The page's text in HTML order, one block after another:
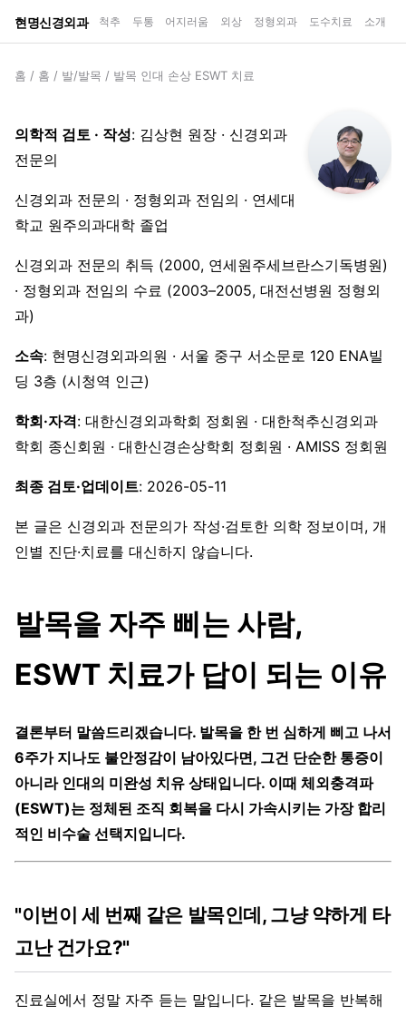
현명신경외과 척추 두통 어지러움 외상 정형외과 도수치료 소개
홈 / 홈 / 발/발목 / 발목 인대 손상 ESWT 치료
의학적 검토 · 작성: 김상현 원장 · 신경외과
전문의
신경외과 전문의 · 정형외과 전임의 · 연세대
학교 원주의과대학 졸업
신경외과 전문의 취득 (2000, 연세원주세브란스기독병원)
· 정형외과 전임의 수료 (2003–2005, 대전선병원 정형외
과)
소속: 현명신경외과의원 · 서울 중구 서소문로 120 ENA빌
딩 3층 (시청역 인근)
학회·자격: 대한신경외과학회 정회원 · 대한척추신경외과
학회 종신회원 · 대한신경손상학회 정회원 · AMISS 정회원
최종 검토·업데이트: 2026-05-11
본 글은 신경외과 전문의가 작성·검토한 의학 정보이며, 개
인별 진단·치료를 대신하지 않습니다.
발목을 자주 삐는 사람,
ESWT 치료가 답이 되는 이유
결론부터 말씀드리겠습니다. 발목을 한 번 심하게 삐고 나서
6주가 지나도 불안정감이 남아있다면, 그건 단순한 통증이
아니라 인대의 미완성 치유 상태입니다. 이때 체외충격파
(ESWT)는 정체된 조직 회복을 다시 가속시키는 가장 합리
적인 비수술 선택지입니다.
"이번이 세 번째 같은 발목인데, 그냥 약하게 타
고난 건가요?"
진료실에서 정말 자주 듣는 말입니다. 같은 발목을 반복해